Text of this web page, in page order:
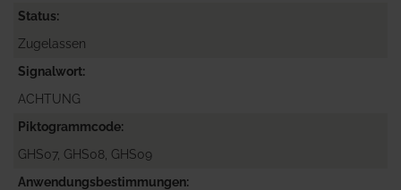
Status
Zugelassen
Signalwort
ACHTUNG
Piktogrammcode
GHS07, GHS08, GHS09
Anwendungsbestimmungen